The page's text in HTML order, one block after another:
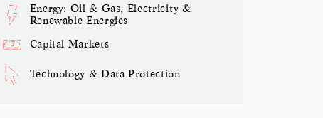
Energy: Oil & Gas, Electricity &
Renewable Energies
Capital Markets
Technology & Data Protection